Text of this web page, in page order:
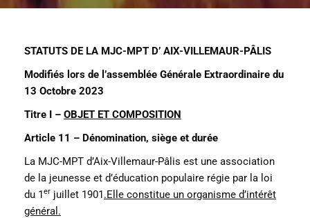
STATUTS DE LA MJC-MPT D’ AIX-VILLEMAUR-PÂLIS
Modifiés lors de l’assemblée Générale Extraordinaire du
13 Octobre 2023
Titre I – OBJET ET COMPOSITION
Article 11 – Dénomination, siège et durée
La MJC-MPT d’Aix-Villemaur-Pâlis est une association
de la jeunesse et d’éducation populaire régie par la loi
du 1er juillet 1901.Elle constitue un organisme d’intérêt
général.